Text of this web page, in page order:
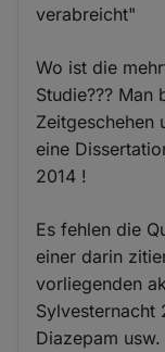
verabreicht"
Wo ist die
Studie???
Zeitgeschehen
eine
2014 !
Es fehlen die
einer darin
vorliegenden
Sylvesternacht
Diazepam